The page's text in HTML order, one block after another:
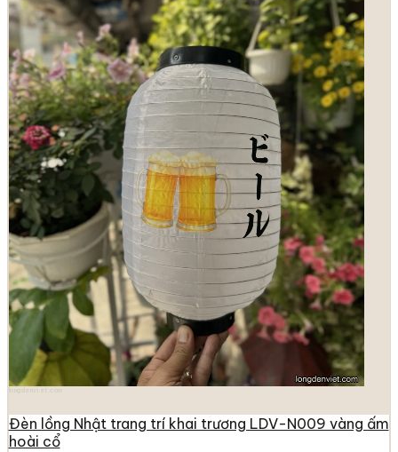
Đèn lồng Nhật trang trí khai trương LDV-N009 vàng ấm
hoài cổ